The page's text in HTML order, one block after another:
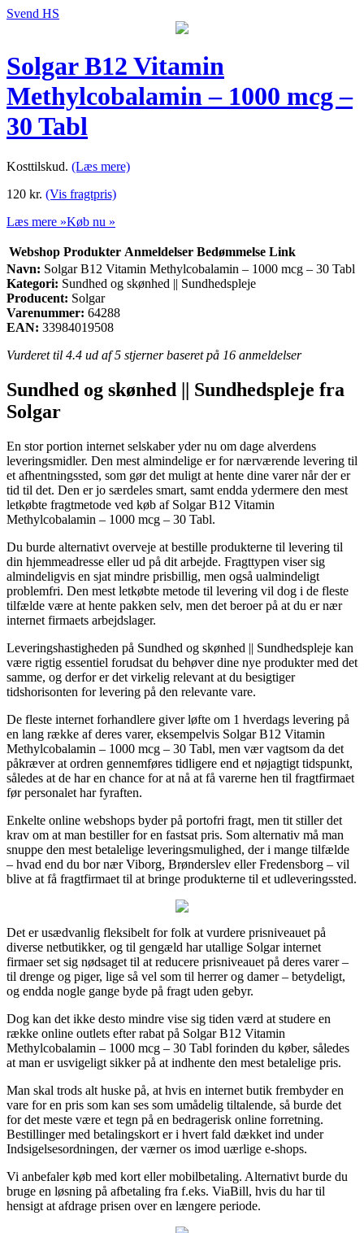
Svend HS
Solgar B12 Vitamin
Methylcobalamin – 1000 mcg –
30 Tabl
Kosttilskud. (Læs mere)
120 kr. (Vis fragtpris)
Læs mere »Køb nu »
Webshop Produkter Anmeldelser Bedømmelse Link
Navn: Solgar B12 Vitamin Methylcobalamin – 1000 mcg – 30 Tabl
Kategori: Sundhed og skønhed || Sundhedspleje
Producent: Solgar
Varenummer: 64288
EAN: 33984019508
Vurderet til 4.4 ud af 5 stjerner baseret på 16 anmeldelser
Sundhed og skønhed || Sundhedspleje fra
Solgar
En stor portion internet selskaber yder nu om dage alverdens
leveringsmidler. Den mest almindelige er for nærværende levering til
et afhentningssted, som gør det muligt at hente dine varer når der er
tid til det. Den er jo særdeles smart, samt endda ydermere den mest
letkøbte fragtmetode ved køb af Solgar B12 Vitamin
Methylcobalamin – 1000 mcg – 30 Tabl.
Du burde alternativt overveje at bestille produkterne til levering til
din hjemmeadresse eller ud på dit arbejde. Fragttypen viser sig
almindeligvis en sjat mindre prisbillig, men også ualmindeligt
problemfri. Den mest letkøbte metode til levering vil dog i de fleste
tilfælde være at hente pakken selv, men det beroer på at du er nær
internet firmaets arbejdslager.
Leveringshastigheden på Sundhed og skønhed || Sundhedspleje kan
være rigtig essentiel forudsat du behøver dine nye produkter med det
samme, og derfor er det virkelig relevant at du besigtiger
tidshorisonten for levering på den relevante vare.
De fleste internet forhandlere giver løfte om 1 hverdags levering på
en lang række af deres varer, eksempelvis Solgar B12 Vitamin
Methylcobalamin – 1000 mcg – 30 Tabl, men vær vagtsom da det
påkræver at ordren gennemføres tidligere end et nøjagtigt tidspunkt,
således at de har en chance for at nå at få varerne hen til fragtfirmaet
før personalet har fyraften.
Enkelte online webshops byder på portofri fragt, men tit stiller det
krav om at man bestiller for en fastsat pris. Som alternativ må man
snuppe den mest betalelige leveringsmulighed, der i mange tilfælde
– hvad end du bor nær Viborg, Brønderslev eller Fredensborg – vil
blive at få fragtfirmaet til at bringe produkterne til et udleveringssted.
Det er usædvanlig fleksibelt for folk at vurdere prisniveauet på
diverse netbutikker, og til gengæld har utallige Solgar internet
firmaer set sig nødsaget til at reducere prisniveauet på deres varer –
til drenge og piger, lige så vel som til herrer og damer – betydeligt,
og endda nogle gange byde på fragt uden gebyr.
Dog kan det ikke desto mindre vise sig tiden værd at studere en
række online outlets efter rabat på Solgar B12 Vitamin
Methylcobalamin – 1000 mcg – 30 Tabl forinden du køber, således
at man er usvigeligt sikker på at indhente den mest betalelige pris.
Man skal trods alt huske på, at hvis en internet butik frembyder en
vare for en pris som kan ses som umådelig tiltalende, så burde det
for det meste være et tegn på en bedragerisk online forretning.
Bestillinger med betalingskort er i hvert fald dækket ind under
Indsigelsesordningen, der værner os imod uærlige e-shops.
Vi anbefaler køb med kort eller mobilbetaling. Alternativt burde du
bruge en løsning på afbetaling fra f.eks. ViaBill, hvis du har til
hensigt at afdrage prisen over en længere periode.